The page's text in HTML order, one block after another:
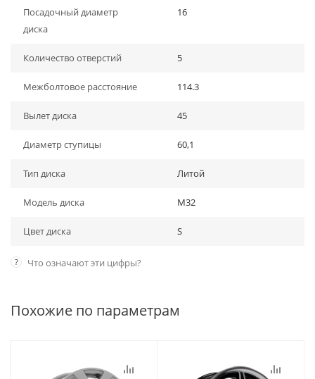
Посадочный диаметр
диска
16
Количество отверстий 5
Межболтовое расстояние 114.3
Вылет диска 45
Диаметр ступицы 60,1
Тип диска Литой
Модель диска M32
Цвет диска S
? Что означают эти цифры?
Похожие по параметрам